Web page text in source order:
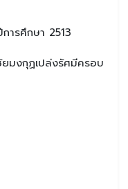
ารศึกษา 2513
มงกุฏเปล่งรัศมีครอบ